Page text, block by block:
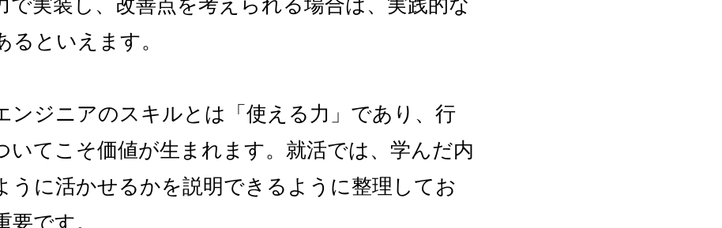
で実装し、改善点を考えられる場合は、実践的な
るといえます。
ンジニアのスキルとは「使える力」であり、行
いてこそ価値が生まれます。就活では、学んだ内
うに活かせるかを説明できるように整理してお
要です。